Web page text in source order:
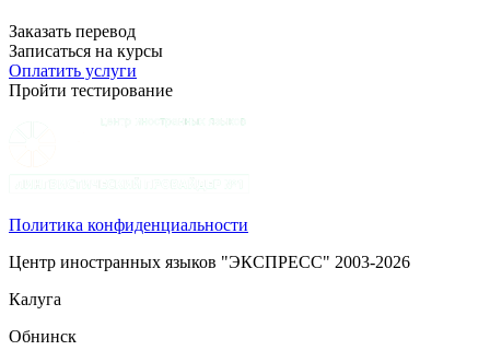
Заказать перевод
Записаться на курсы
Оплатить услуги
Пройти тестирование
Политика конфиденциальности
Центр иностранных языков "ЭКСПРЕСС" 2003-2026
Калуга
Обнинск